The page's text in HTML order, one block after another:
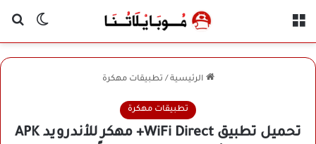
الوضع
الرئيسية / تطبيقات مهكرة
تطبيقات مهكرة
تحميل تطبيق WiFi Direct+ مهكر للأندرويد APK